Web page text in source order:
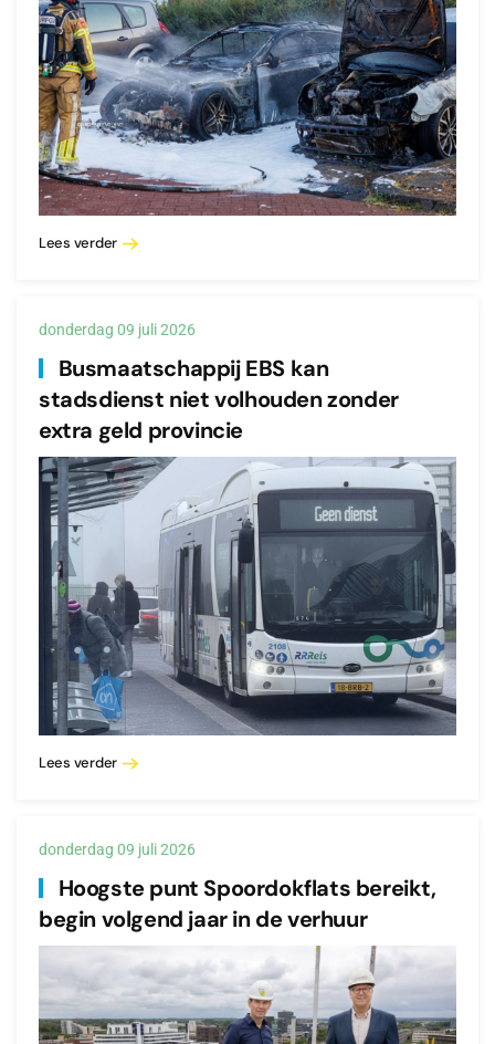
Lees verder
donderdag 09 juli 2026
Busmaatschappij EBS kan
stadsdienst niet volhouden zonder
extra geld provincie
Lees verder
donderdag 09 juli 2026
Hoogste punt Spoordokflats bereikt,
begin volgend jaar in de verhuur